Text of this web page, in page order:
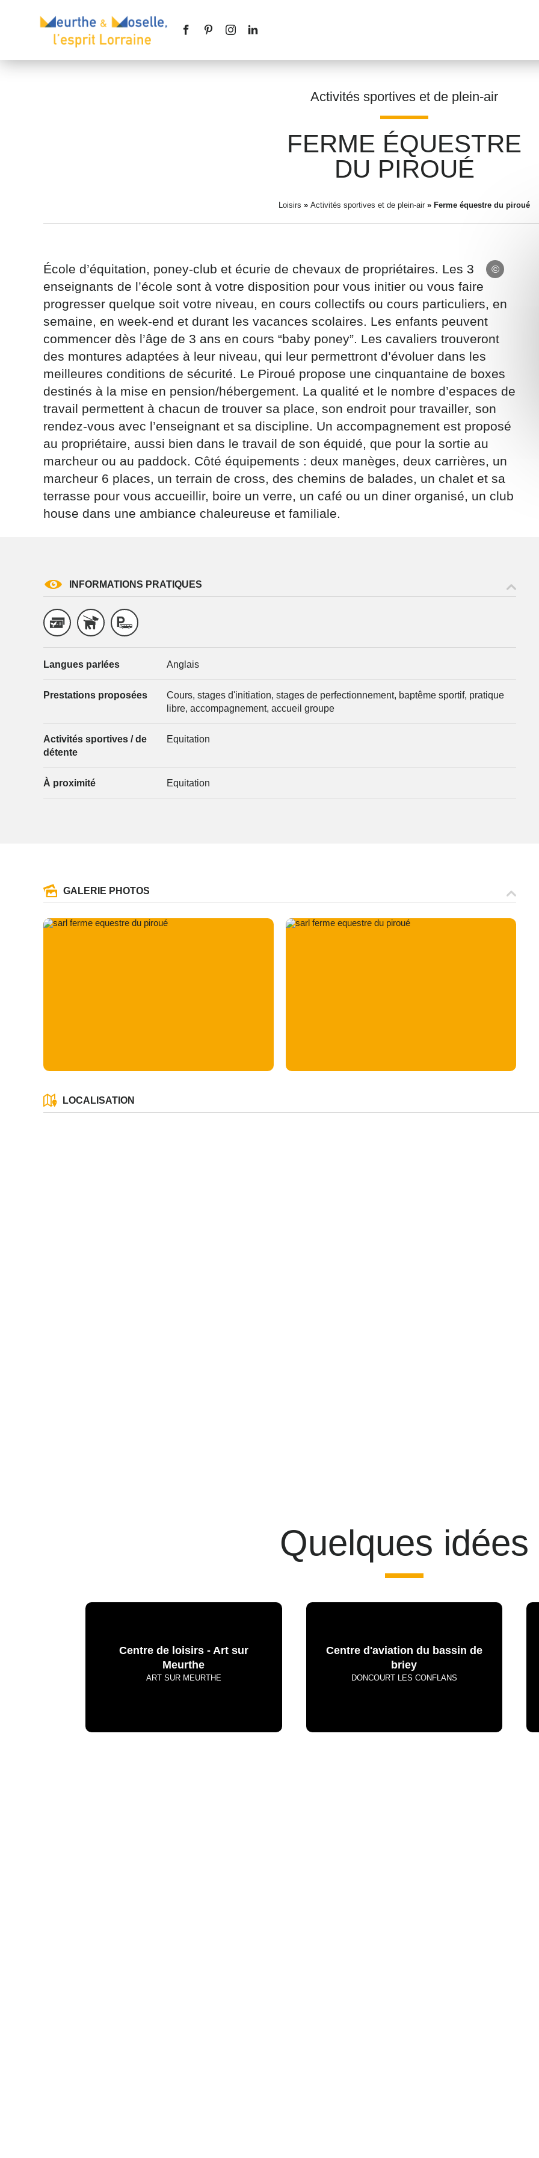
Activités sportives et de plein-air
FERME ÉQUESTRE
DU PIROUÉ
Loisirs » Activités sportives et de plein-air » Ferme équestre du piroué
École d’équitation, poney-club et écurie de chevaux de propriétaires. Les 3
enseignants de l’école sont à votre disposition pour vous initier ou vous faire
progresser quelque soit votre niveau, en cours collectifs ou cours particuliers, en
semaine, en week-end et durant les vacances scolaires. Les enfants peuvent
commencer dès l’âge de 3 ans en cours “baby poney”. Les cavaliers trouveront
des montures adaptées à leur niveau, qui leur permettront d’évoluer dans les
meilleures conditions de sécurité. Le Piroué propose une cinquantaine de boxes
destinés à la mise en pension/hébergement. La qualité et le nombre d’espaces de
travail permettent à chacun de trouver sa place, son endroit pour travailler, son
rendez-vous avec l’enseignant et sa discipline. Un accompagnement est proposé
au propriétaire, aussi bien dans le travail de son équidé, que pour la sortie au
marcheur ou au paddock. Côté équipements : deux manèges, deux carrières, un
marcheur 6 places, un terrain de cross, des chemins de balades, un chalet et sa
terrasse pour vous accueillir, boire un verre, un café ou un diner organisé, un club
house dans une ambiance chaleureuse et familiale.
INFORMATIONS PRATIQUES
Langues parlées Anglais
Prestations proposées
Cours, stages d'initiation, stages de perfectionnement, baptême sportif, pratique
libre, accompagnement, accueil groupe
Activités sportives / de
détente
Equitation
À proximité Equitation
GALERIE PHOTOS
LOCALISATION
Quelques idées
Centre de loisirs - Art sur
Meurthe
ART SUR MEURTHE
Centre d'aviation du bassin de
briey
DONCOURT LES CONFLANS
Prénom*
Adresse email*
Les informations recueillies à partir de ce formulaire sont nécessaires au traitement de
(sauf mention contraire). Vous disposez d’un droit d’accès, de rectification et d’opposition
vous concernant, que vous pouvez exercer en adressant une demande par courriel à
tourisme@departement54.fr ou par courrier signé accompagné de la copie d’un titre
l’adresse suivante : Meurthe & Moselle Tourisme - 48 esplanade Jacques-Baudot CO
NANCY cedex
reCAPTCHA